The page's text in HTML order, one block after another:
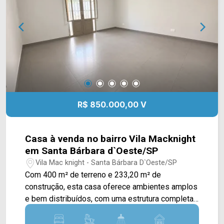
de terreno; 5 banheiros; 6 vagas rotativas.
Localizado na Rua Dom Pedro II, em
Americana/SP, com acesso às principais vias da
região e ao centro da cidade. Entre em contato
com a equipe da Arbix Imóveis e agende sua
Arbix Imóveis - Presente em cada momento.
R$ 850.000,00 V
Casa à venda no bairro Vila Macknight
em Santa Bárbara d`Oeste/SP
Vila Mac knight - Santa Bárbara D`Oeste/SP
Com 400 m² de terreno e 233,20 m² de
construção, esta casa oferece ambientes amplos
e bem distribuídos, com uma estrutura completa
para quem busca conforto e praticidade em uma